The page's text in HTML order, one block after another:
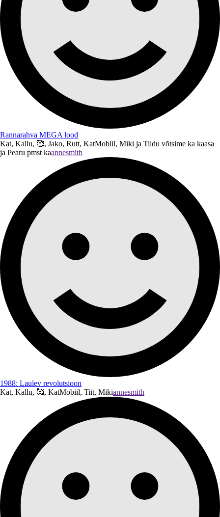
Rannarahva MEGA lood
Kat, Kallu, 🥰, Jako, Rutt, KatMobiil, Miki ja Tiidu võtsime ka kaasa
ja Pearu pmst kaannesmith
1988: Laulev revolutsioon
Kat, Kallu, 🥰, KatMobiil, Tiit, Mikiannesmith